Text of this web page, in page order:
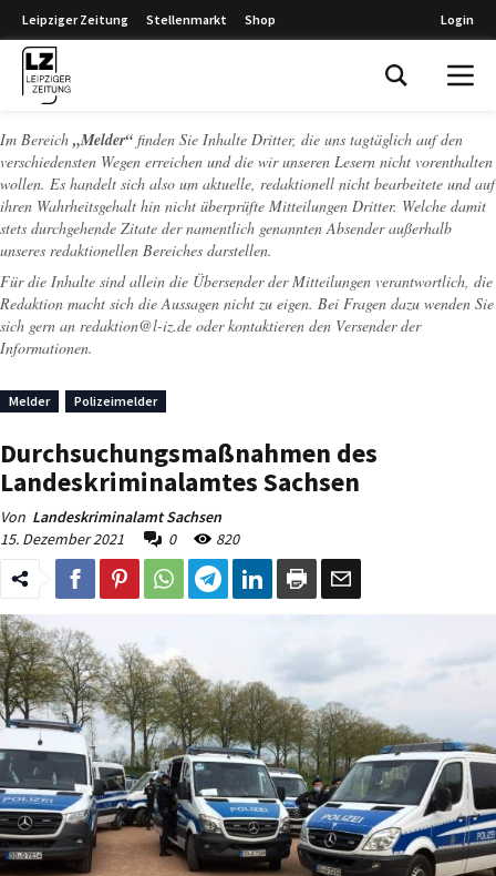
Leipziger Zeitung Stellenmarkt Shop Login
Im Bereich „Melder“ finden Sie Inhalte Dritter, die uns tagtäglich auf den
verschiedensten Wegen erreichen und die wir unseren Lesern nicht vorenthalten
wollen. Es handelt sich also um aktuelle, redaktionell nicht bearbeitete und auf
ihren Wahrheitsgehalt hin nicht überprüfte Mitteilungen Dritter. Welche damit
stets durchgehende Zitate der namentlich genannten Absender außerhalb
unseres redaktionellen Bereiches darstellen.
Für die Inhalte sind allein die Übersender der Mitteilungen verantwortlich, die
Redaktion macht sich die Aussagen nicht zu eigen. Bei Fragen dazu wenden Sie
sich gern an redaktion@l-iz.de oder kontaktieren den Versender der
Informationen.
Melder Polizeimelder
Durchsuchungsmaßnahmen des
Landeskriminalamtes Sachsen
Von Landeskriminalamt Sachsen
15. Dezember 2021
0 820